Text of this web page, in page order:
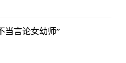
当言论女幼师”